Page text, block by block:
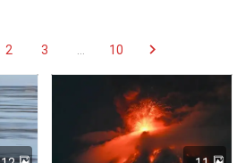
2 3 10 chevron_right